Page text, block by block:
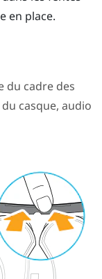
en place.
du cadre des
casque, audio